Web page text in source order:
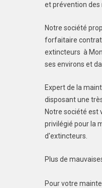
et prévention des
Notre société
forfaitaire
extincteurs à
ses environs et
Expert de la
disposant une
Notre société est
privilégié pour la
d'extincteurs.
Plus de
Pour votre